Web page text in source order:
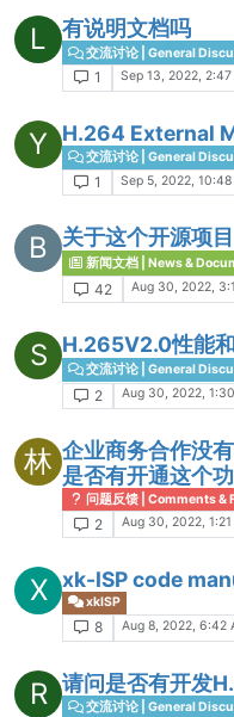
L 有说明文档吗
交流讨论 | General
1 Sep 13, 2022, 2:47
Y H.264 External
交流讨论 | General
1 Sep 5, 2022, 10:48
B 关于这个开源项
新闻文档 | News &
42 Aug 30, 2022,
S H.265V2.0性能
交流讨论 | General
2 Aug 30, 2022,
林 企业商务合作没
是否有开通这个
问题反馈 | Comments &
2 Aug 30, 2022, 1:21
X xk-ISP code
xkISP
8 Aug 8, 2022, 6:42
R 请问是否有开发
交流讨论 | General